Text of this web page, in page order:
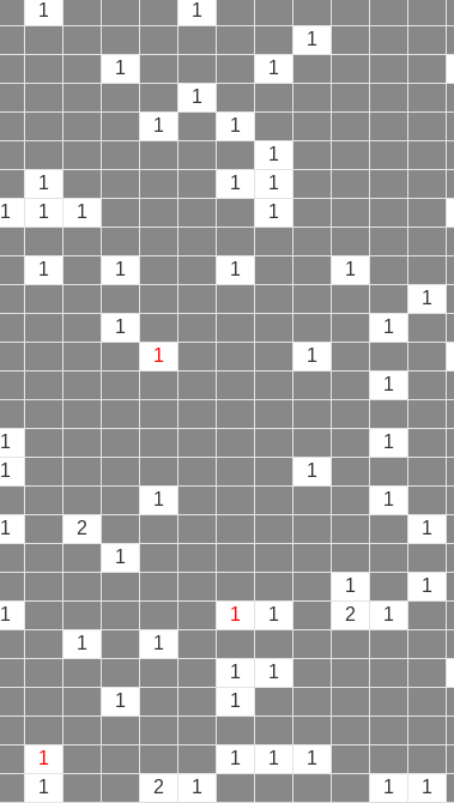
1 1
1
1 1
1
1 1
1
1 1 1
1 1 1 1
1 1 1 1
1
1 1
1 1
1
1 1
1 1
1 1
1 2 1
1
1 1
1 1 1 2 1
1 1
1 1
1 1
1 1 1 1
1 2 1 1 1